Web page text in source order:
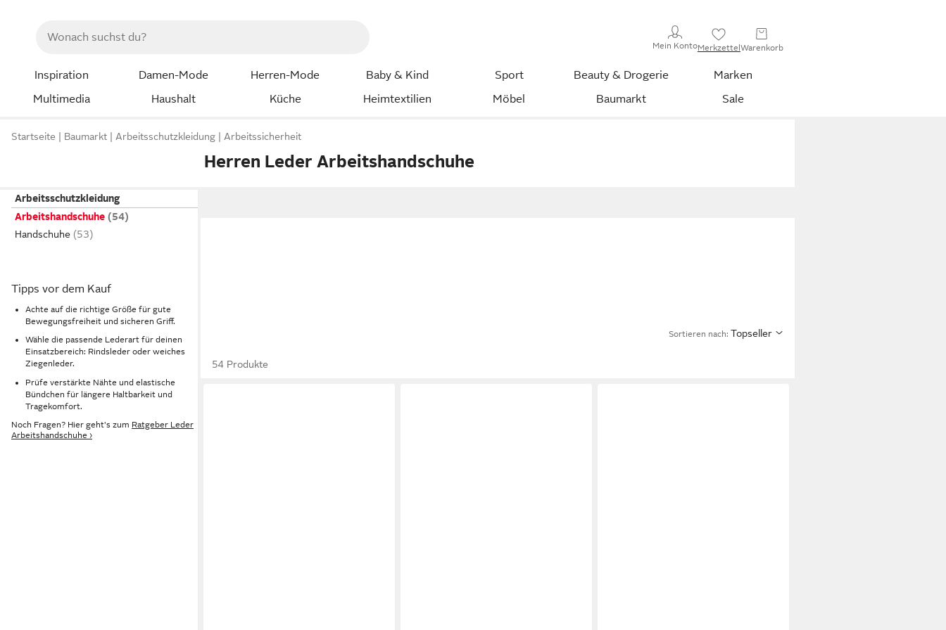
Mein KontoMerkzettelWarenkorb
Inspiration Damen-Mode Herren-Mode Baby & Kind Sport Beauty & Drogerie
Marken
Multimedia
Haushalt Küche Heimtextilien Möbel Baumarkt Sale
Startseite Baumarkt Arbeitsschutzkleidung Arbeitssicherheit
Herren Leder Arbeitshandschuhe
Arbeitsschutzkleidung
Arbeitshandschuhe
Handschuhe
Tipps vor dem Kauf
Achte auf die richtige Größe für gute
Bewegungsfreiheit und sicheren Griff.
Wähle die passende Lederart für deinen
Einsatzbereich: Rindsleder oder weiches
Ziegenleder.
Prüfe verstärkte Nähte und elastische
Bündchen für längere Haltbarkeit und
Tragekomfort.
Noch Fragen? Hier geht's zum Ratgeber Leder
Arbeitshandschuhe ›
Sortieren nach: Topseller
54 Produkte